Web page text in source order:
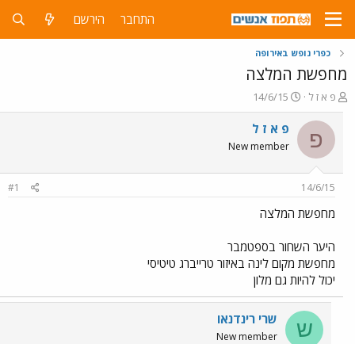
התחבר הירשם
כפרי נופש באירופה
מחפשת המלצה
פ
ו
ת
ח
ה
ש
א
פ א ז ל
פ
ו
ר
ם
ר
14/6/15
פ פ א ז ל
New member
14/6/15
#1
מחפשת המלצה
היער השחור בספטמבר
מחפשת מקום לינה באיזור טרייברג טיטיסי
יכול להיות גם מלון
ש שרי רינדנאו
New member